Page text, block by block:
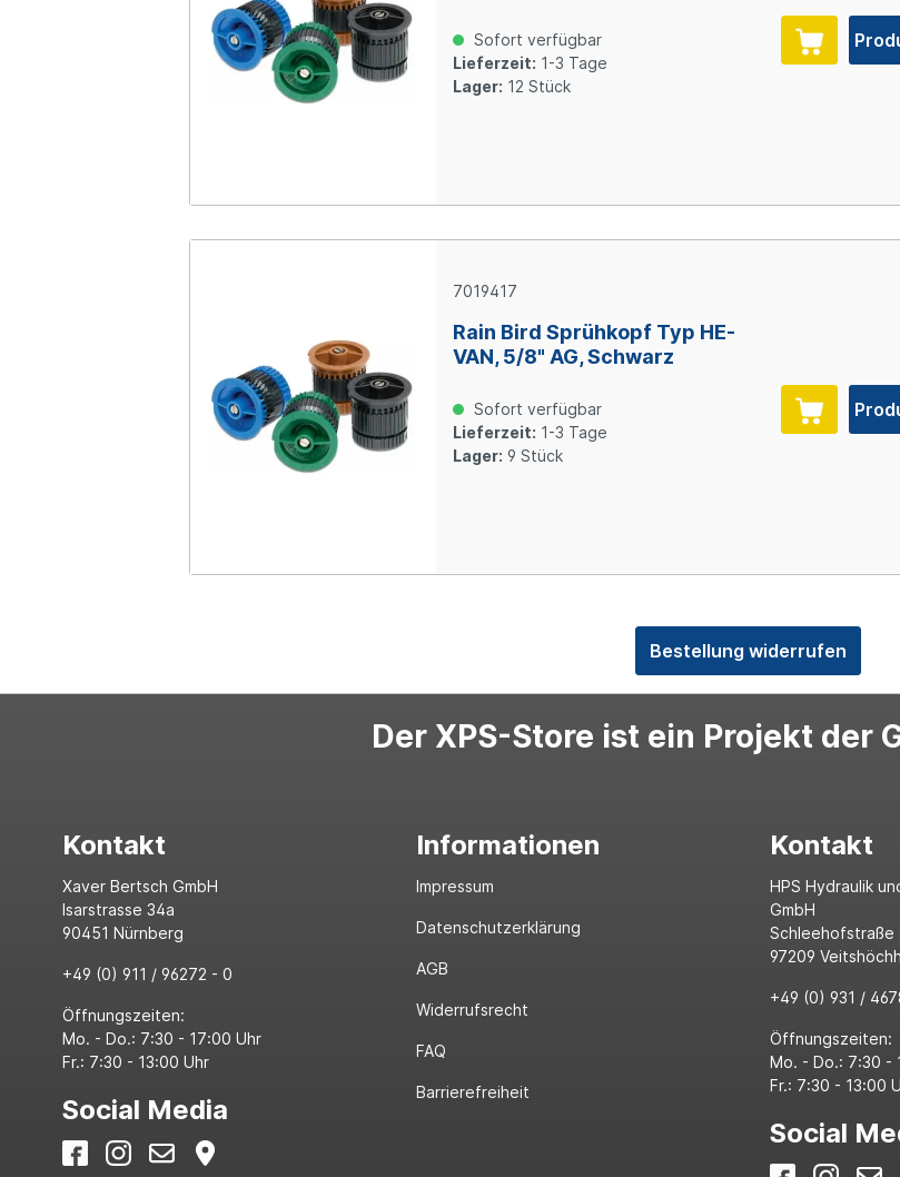
Sofort verfügbar
Lieferzeit: 1-3 Tage
Lager: 12 Stück
7019417
Rain Bird Sprühkopf Typ HE-
VAN, 5/8" AG, Schwarz
Sofort verfügbar
Lieferzeit: 1-3 Tage
Lager: 9 Stück
Bestellung widerrufen
Der XPS-Store ist ein Projekt der
Kontakt
Xaver Bertsch GmbH
Isarstrasse 34a
90451 Nürnberg
+49 (0) 911 / 96272 - 0
Öffnungszeiten:
Mo. - Do.: 7:30 - 17:00 Uhr
Fr.: 7:30 - 13:00 Uhr
Social Media
Informationen
Impressum
Datenschutzerklärung
AGB
Widerrufsrecht
FAQ
Barrierefreiheit
Kontakt
HPS Hydraulik
GmbH
Schleehofstraße
97209
+49 (0) 931 /
Öffnungszeiten:
Mo. - Do.: 7:30 -
Fr.: 7:30 - 13:00
Social